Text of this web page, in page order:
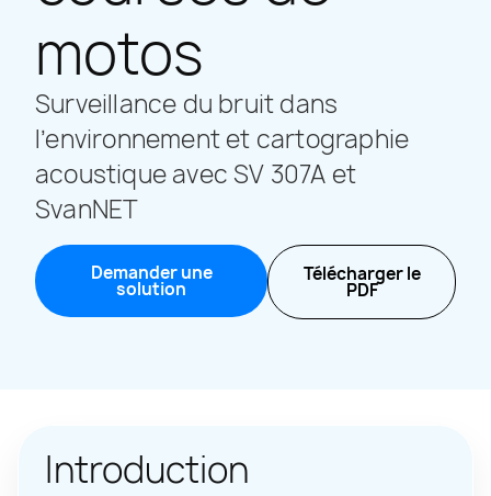
motos
Surveillance du bruit dans
l’environnement et cartographie
acoustique avec SV 307A et
SvanNET
Demander une
solution
Télécharger le
PDF
Introduction